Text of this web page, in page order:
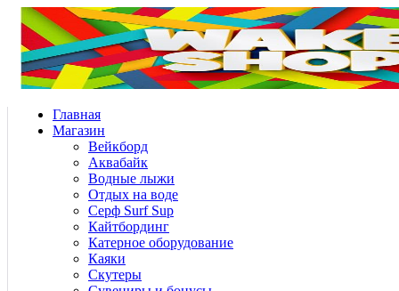
Главная
Магазин
Вейкборд
Аквабайк
Водные лыжи
Отдых на воде
Серф Surf Sup
Кайтбординг
Катерное оборудование
Каяки
Скутеры